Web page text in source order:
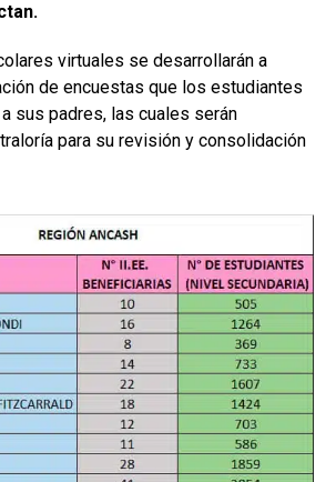
virtuales se desarrollarán a
de encuestas que los estudiantes
sus padres, las cuales serán
para su revisión y consolidación